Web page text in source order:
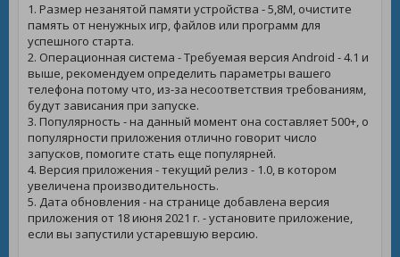
1. Размер незанятой памяти устройства - 5,8M, очистите
память от ненужных игр, файлов или программ для
успешного старта.
2. Операционная система - Требуемая версия Android - 4.1 и
выше, рекомендуем определить параметры вашего
телефона потому что, из-за несоответствия требованиям,
будут зависания при запуске.
3. Популярность - на данный момент она составляет 500+, о
популярности приложения отлично говорит число
запусков, помогите стать еще популярней.
4. Версия приложения - текущий релиз - 1.0, в котором
увеличена производительность.
5. Дата обновления - на странице добавлена версия
приложения от 18 июня 2021 г. - установите приложение,
если вы запустили устаревшую версию.